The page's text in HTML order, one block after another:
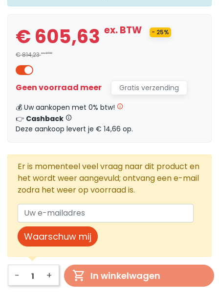
€ 605,63 ex. BTW
€ 814,23ex. BTW
- 25%
Geen voorraad meer
Gratis verzending
💰 Uw aankopen met 0% btw!
👉 Cashback
Deze aankoop levert je € 14,66 op.
Er is momenteel veel vraag naar dit product en
het wordt weer aangevuld; ontvang een e-mail
zodra het weer op voorraad is.
Waarschuw mij
- + In winkelwagen